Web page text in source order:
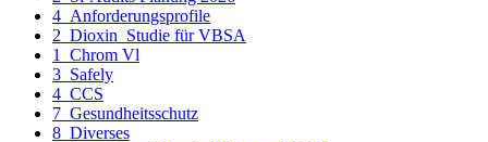
4_Anforderungsprofile
2_Dioxin_Studie für VBSA
1_Chrom Vl
3_Safely
4_CCS
7_Gesundheitsschutz
8_Diverses